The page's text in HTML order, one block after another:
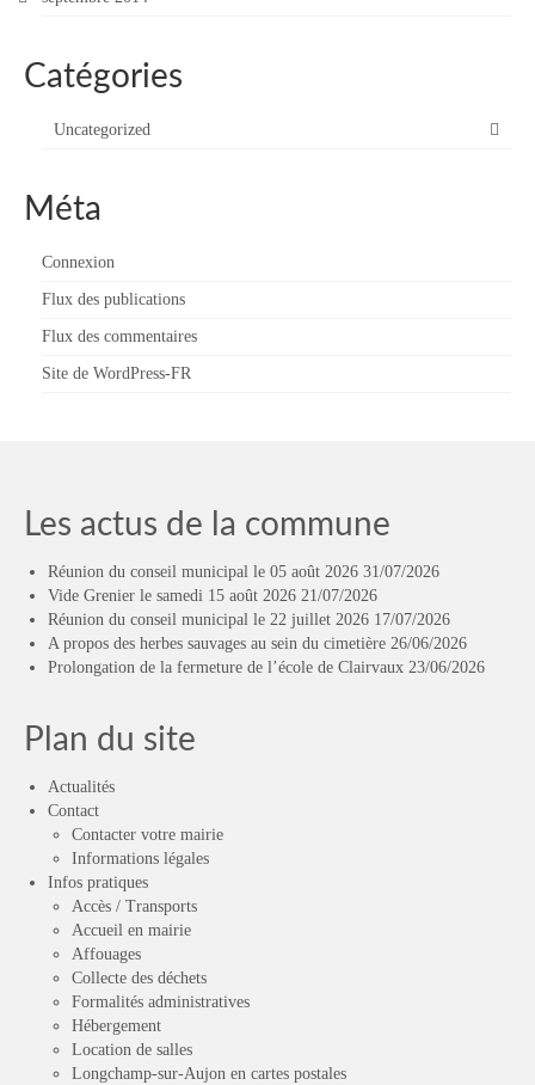
Catégories
Uncategorized
Méta
Connexion
Flux des publications
Flux des commentaires
Site de WordPress-FR
Les actus de la commune
Réunion du conseil municipal le 05 août 2026 31/07/2026
Vide Grenier le samedi 15 août 2026 21/07/2026
Réunion du conseil municipal le 22 juillet 2026 17/07/2026
A propos des herbes sauvages au sein du cimetière 26/06/2026
Prolongation de la fermeture de l’école de Clairvaux 23/06/2026
Plan du site
Actualités
Contact
Contacter votre mairie
Informations légales
Infos pratiques
Accès / Transports
Accueil en mairie
Affouages
Collecte des déchets
Formalités administratives
Hébergement
Location de salles
Longchamp-sur-Aujon en cartes postales